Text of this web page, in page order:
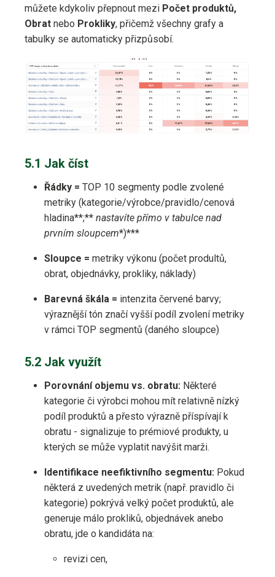
můžete kdykoliv přepnout mezi Počet produktů,
Obrat nebo Prokliky, přičemž všechny grafy a
tabulky se automaticky přizpůsobí.
5.1 Jak číst
Řádky = TOP 10 segmenty podle zvolené
metriky (kategorie/​výrobce/​pravidlo/​cenová
hladina**;** nastavíte přímo v tabulce nad
prvním sloupcem*)***
Sloupce = metriky výkonu (počet produltů,
obrat, objednávky, prokliky, náklady)
Barevná škála = intenzita červené barvy;
výraznější tón značí vyšší podíl zvolení metriky
v rámci TOP segmentů (daného sloupce)
5.2 Jak využít
Porovnání objemu vs. obratu: Některé
kategorie či výrobci mohou mít relativně nízký
podíl produktů a přesto výrazně příspívají k
obratu - signalizuje to prémiové produkty, u
kterých se může vyplatit navýšit marži.
Identifikace neefiktivního segmentu: Pokud
některá z uvedených metrik (např. pravidlo či
kategorie) pokrývá velký počet produktů, ale
generuje málo prokliků, objednávek anebo
obratu, jde o kandidáta na:
revizi cen,